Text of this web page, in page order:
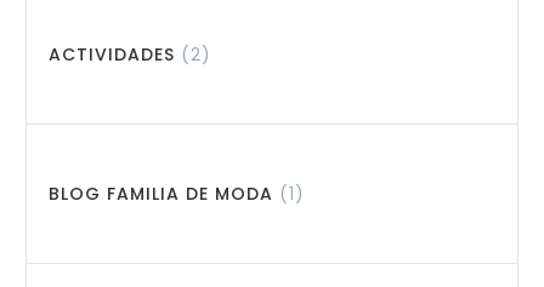
ACTIVIDADES (2)
BLOG FAMILIA DE MODA (1)